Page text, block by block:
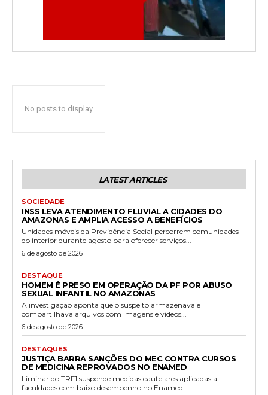
No posts to display
LATEST ARTICLES
SOCIEDADE
INSS LEVA ATENDIMENTO FLUVIAL A CIDADES DO
AMAZONAS E AMPLIA ACESSO A BENEFÍCIOS
Unidades móveis da Previdência Social percorrem comunidades
do interior durante agosto para oferecer serviços...
6 de agosto de 2026
DESTAQUE
HOMEM É PRESO EM OPERAÇÃO DA PF POR ABUSO
SEXUAL INFANTIL NO AMAZONAS
A investigação aponta que o suspeito armazenava e
compartilhava arquivos com imagens e vídeos...
6 de agosto de 2026
DESTAQUES
JUSTIÇA BARRA SANÇÕES DO MEC CONTRA CURSOS
DE MEDICINA REPROVADOS NO ENAMED
Liminar do TRF1 suspende medidas cautelares aplicadas a
faculdades com baixo desempenho no Enamed...